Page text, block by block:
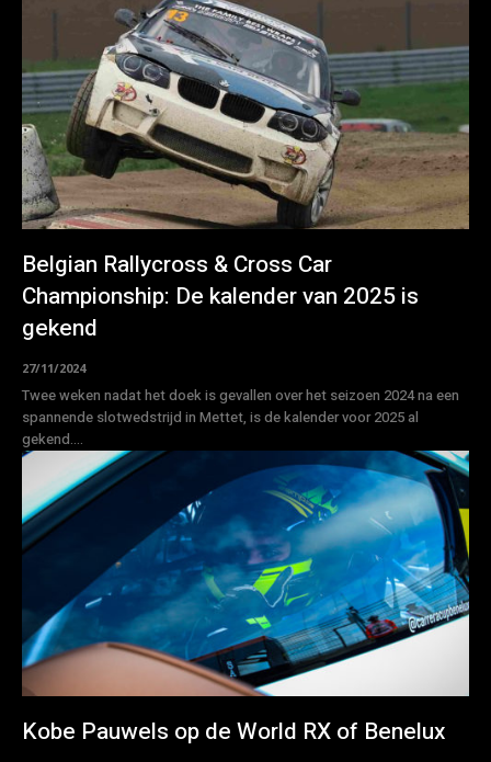
Belgian Rallycross & Cross Car
Championship: De kalender van 2025 is
gekend
27/11/2024
Twee weken nadat het doek is gevallen over het seizoen 2024 na een
spannende slotwedstrijd in Mettet, is de kalender voor 2025 al
gekend....
Kobe Pauwels op de World RX of Benelux